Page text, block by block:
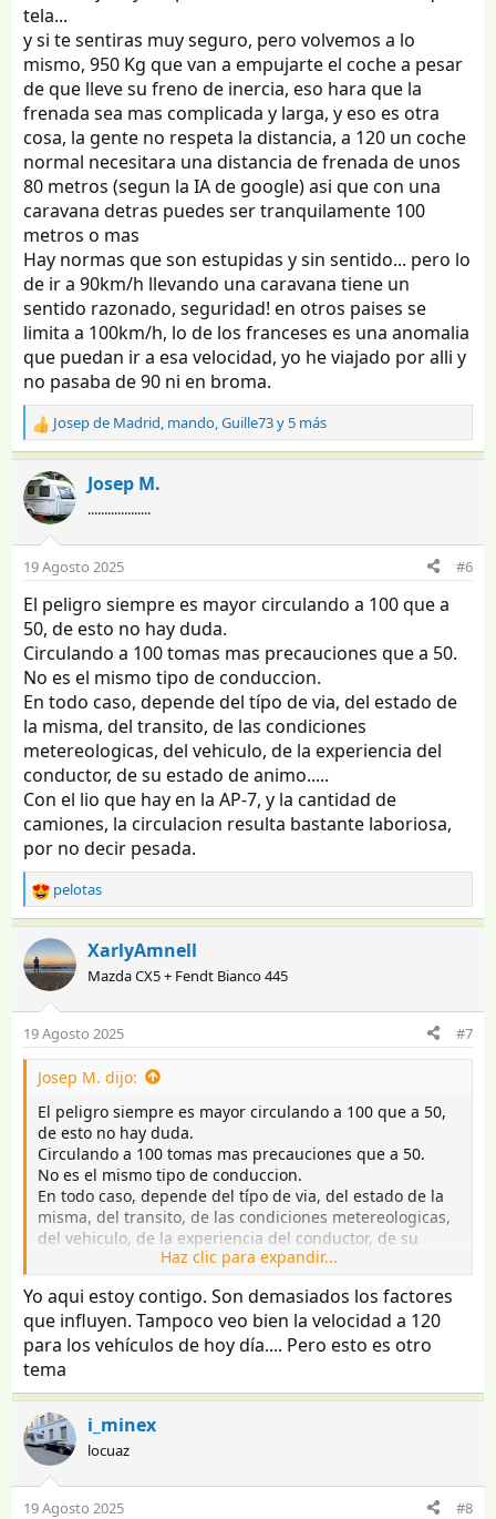
tela...
y si te sentiras muy seguro, pero volvemos a lo
mismo, 950 Kg que van a empujarte el coche a pesar
de que lleve su freno de inercia, eso hara que la
frenada sea mas complicada y larga, y eso es otra
cosa, la gente no respeta la distancia, a 120 un coche
normal necesitara una distancia de frenada de unos
80 metros (segun la IA de google) asi que con una
caravana detras puedes ser tranquilamente 100
metros o mas
Hay normas que son estupidas y sin sentido... pero lo
de ir a 90km/h llevando una caravana tiene un
sentido razonado, seguridad! en otros paises se
limita a 100km/h, lo de los franceses es una anomalia
que puedan ir a esa velocidad, yo he viajado por alli y
no pasaba de 90 ni en broma.
R
e
a
c
c
o
n
s
:
Josep de Madrid, mando,Guille73y 5 más
Josep M.
...................
19 Agosto 2025 #6
El peligro siempre es mayor circulando a 100 que a
50, de esto no hay duda.
Circulando a 100 tomas mas precauciones que a 50.
No es el mismo tipo de conduccion.
En todo caso, depende del típo de via, del estado de
la misma, del transito, de las condiciones
metereologicas, del vehiculo, de la experiencia del
conductor, de su estado de animo.....
Con el lio que hay en la AP-7, y la cantidad de
camiones, la circulacion resulta bastante laboriosa,
por no decir pesada.
R
e
a
c
c
o
n
e
pelotas
XarlyAmnell
Mazda CX5 + Fendt Bianco 445
19 Agosto 2025 #7
Josep M. dijo:
El peligro siempre es mayor circulando a 100 que a 50,
de esto no hay duda.
Circulando a 100 tomas mas precauciones que a 50.
No es el mismo tipo de conduccion.
En todo caso, depende del típo de via, del estado de la
misma, del transito, de las condiciones metereologicas,
del vehiculo, de la experiencia del conductor, de su
estado de animo.....
Con el lio que hay en la AP-7, y la cantidad de camiones,
la circulacion resulta bastante laboriosa, por no decir
pesada.
Haz clic para expandir...
Yo aqui estoy contigo. Son demasiados los factores
que influyen. Tampoco veo bien la velocidad a 120
para los vehículos de hoy día.... Pero esto es otro
tema
i_minex
locuaz
19 Agosto 2025 #8